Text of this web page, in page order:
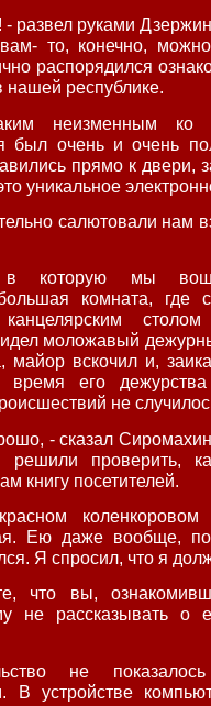
- развел руками
то, конечно,
распорядился
нашей республике.
неизменным ко
был очень и очень
прямо к двери,
уникальное
салютовали нам
которую мы
комната, где
столом
моложавый
майор вскочил и,
время его
не
- сказал
решили проверить,
книгу посетителей.
коленкоровом
Ею даже вообще,
Я спросил, что я
что вы,
не рассказывать о
не
В устройстве